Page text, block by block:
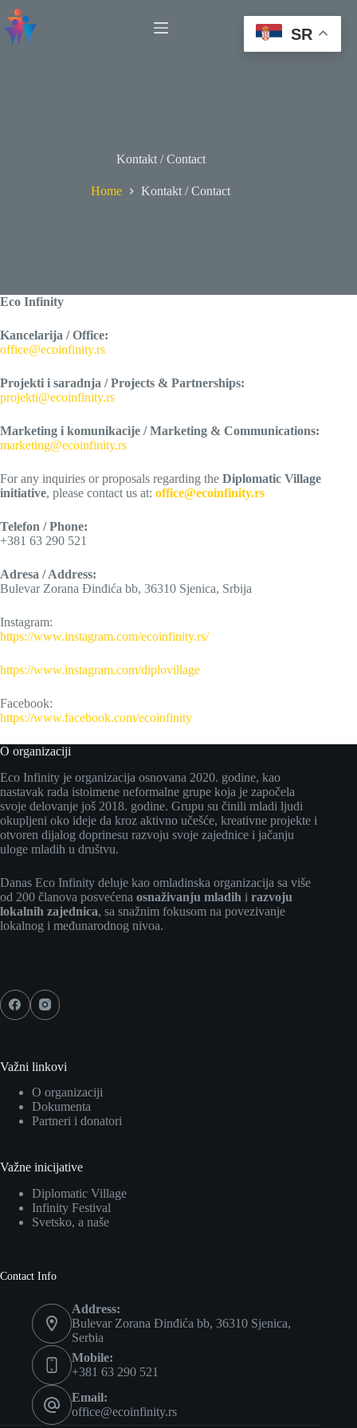
Skip
to
content
Kontakt / Contact
Home Kontakt / Contact
Eco Infinity
Kancelarija / Office:
office@ecoinfinity.rs
Projekti i saradnja / Projects & Partnerships:
projekti@ecoinfinity.rs
Marketing i komunikacije / Marketing & Communications:
marketing@ecoinfinity.rs
For any inquiries or proposals regarding the Diplomatic Village
initiative, please contact us at: office@ecoinfinity.rs
Telefon / Phone:
+381 63 290 521
Adresa / Address:
Bulevar Zorana Đinđića bb, 36310 Sjenica, Srbija
Instagram:
https://www.instagram.com/ecoinfinity.rs/
https://www.instagram.com/diplovillage
Facebook:
https://www.facebook.com/ecoinfinity
O organizaciji
Eco Infinity je organizacija osnovana 2020. godine, kao
nastavak rada istoimene neformalne grupe koja je započela
svoje delovanje još 2018. godine. Grupu su činili mladi ljudi
okupljeni oko ideje da kroz aktivno učešće, kreativne projekte i
otvoren dijalog doprinesu razvoju svoje zajednice i jačanju
uloge mladih u društvu.
Danas Eco Infinity deluje kao omladinska organizacija sa više
od 200 članova posvećena osnaživanju mladih i razvoju
lokalnih zajednica, sa snažnim fokusom na povezivanje
lokalnog i međunarodnog nivoa.
Važni linkovi
O organizaciji
Dokumenta
Partneri i donatori
Važne inicijative
Diplomatic Village
Infinity Festival
Svetsko, a naše
Contact Info
Address:
Bulevar Zorana Đinđića bb, 36310 Sjenica,
Serbia
Mobile:
+381 63 290 521
Email:
office@ecoinfinity.rs
SR